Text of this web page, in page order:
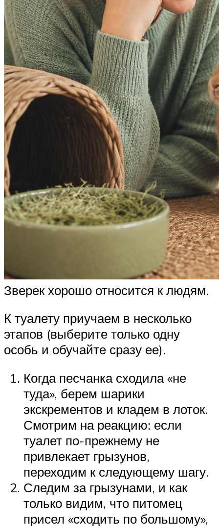
Зверек хорошо относится к людям.
К туалету приучаем в несколько
этапов (выберите только одну
особь и обучайте сразу ее).
Когда песчанка сходила «не
туда», берем шарики
экскрементов и кладем в лоток.
Смотрим на реакцию: если
туалет по-прежнему не
привлекает грызунов,
переходим к следующему шагу.
Следим за грызунами, и как
только видим, что питомец
присел «сходить по большому»,